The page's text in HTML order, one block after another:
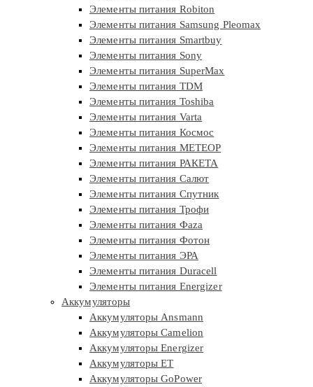
Элементы питания Robiton
Элементы питания Samsung Pleomax
Элементы питания Smartbuy
Элементы питания Sony
Элементы питания SuperMax
Элементы питания TDM
Элементы питания Toshiba
Элементы питания Varta
Элементы питания Космос
Элементы питания МЕТЕОР
Элементы питания РАКЕТА
Элементы питания Салют
Элементы питания Спутник
Элементы питания Трофи
Элементы питания Фaza
Элементы питания Фотон
Элементы питания ЭРА
Элементы питания Duracell
Элементы питания Energizer
Аккумуляторы
Аккумуляторы Ansmann
Аккумуляторы Camelion
Аккумуляторы Energizer
Аккумуляторы ET
Аккумуляторы GoPower